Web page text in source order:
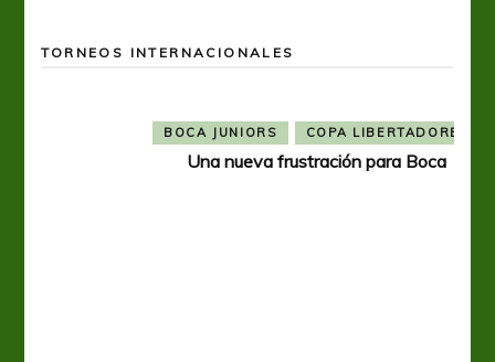
TORNEOS INTERNACIONALES
BOCA JUNIORS COPA LIBERTADORES
Una nueva frustración para Boca